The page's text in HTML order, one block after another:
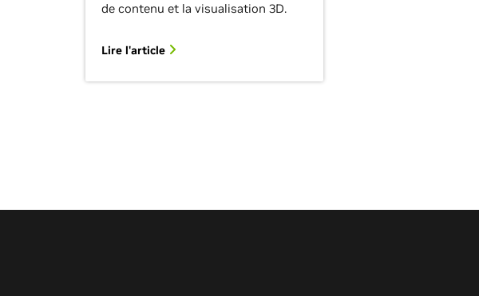
de contenu et la visualisation 3D.
Lire l'article